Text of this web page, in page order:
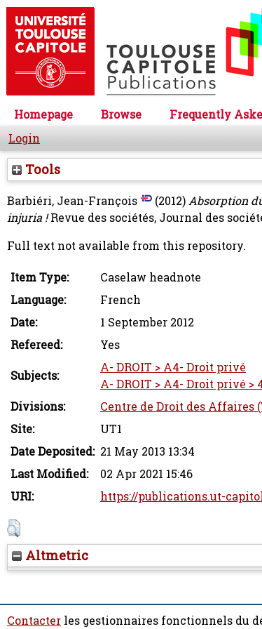
Homepage Browse Frequently
Login
Tools
Barbiéri, Jean-François (2012)Absorption
injuria ! Revue des sociétés, Journal des
Full text not available from this repository.
Item Type:
Caselaw headnote
Language:
French
Date:
1 September 2012
Refereed:
Yes
Subjects:
A- DROIT > A4- Droit privé
A- DROIT > A4- Droit privé
Divisions:
Centre de Droit des Affaires
Site:
UT1
Date Deposited: 21 May 2013 13:34
Last Modified:
02 Apr 2021 15:46
URI:
https://publications.ut-
Altmetric
Contacter les gestionnaires fonctionnels du